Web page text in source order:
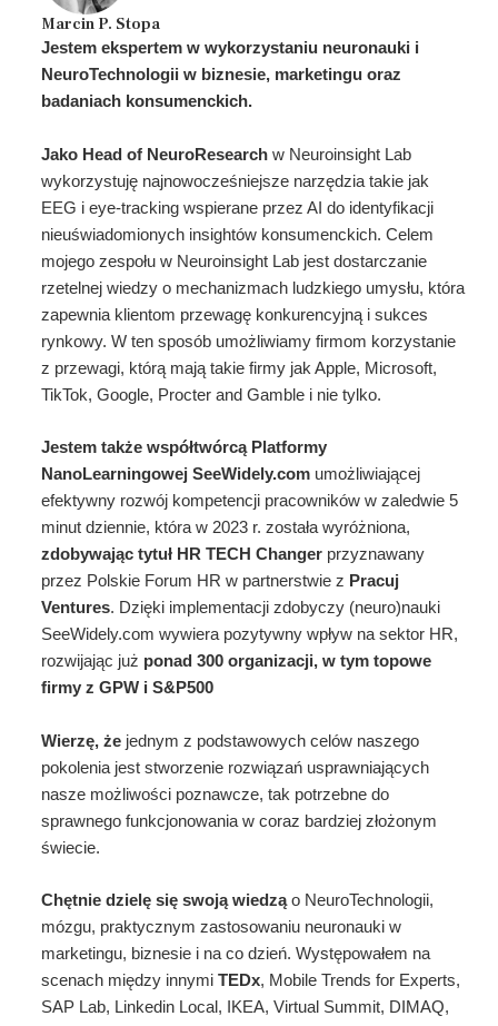
Marcin P. Stopa
Jestem ekspertem w wykorzystaniu neuronauki i
NeuroTechnologii w biznesie, marketingu oraz
badaniach konsumenckich.
Jako Head of NeuroResearch w Neuroinsight Lab
wykorzystuję najnowocześniejsze narzędzia takie jak
EEG i eye-tracking wspierane przez AI do identyfikacji
nieuświadomionych insightów konsumenckich. Celem
mojego zespołu w Neuroinsight Lab jest dostarczanie
rzetelnej wiedzy o mechanizmach ludzkiego umysłu, która
zapewnia klientom przewagę konkurencyjną i sukces
rynkowy. W ten sposób umożliwiamy firmom korzystanie
z przewagi, którą mają takie firmy jak Apple, Microsoft,
TikTok, Google, Procter and Gamble i nie tylko.
Jestem także współtwórcą Platformy
NanoLearningowej SeeWidely.com umożliwiającej
efektywny rozwój kompetencji pracowników w zaledwie 5
minut dziennie, która w 2023 r. została wyróżniona,
zdobywając tytuł HR TECH Changer przyznawany
przez Polskie Forum HR w partnerstwie z Pracuj
Ventures. Dzięki implementacji zdobyczy (neuro)nauki
SeeWidely.com wywiera pozytywny wpływ na sektor HR,
rozwijając już ponad 300 organizacji, w tym topowe
firmy z GPW i S&P500
Wierzę, że jednym z podstawowych celów naszego
pokolenia jest stworzenie rozwiązań usprawniających
nasze możliwości poznawcze, tak potrzebne do
sprawnego funkcjonowania w coraz bardziej złożonym
świecie.
Chętnie dzielę się swoją wiedząo NeuroTechnologii,
mózgu, praktycznym zastosowaniu neuronauki w
marketingu, biznesie i na co dzień. Występowałem na
scenach między innymiTEDx, Mobile Trends for Experts,
SAP Lab, Linkedin Local, IKEA, Virtual Summit, DIMAQ,